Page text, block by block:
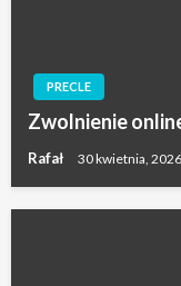
PRECLE
Zwolnienie
Rafał 30 kwietnia, 2026